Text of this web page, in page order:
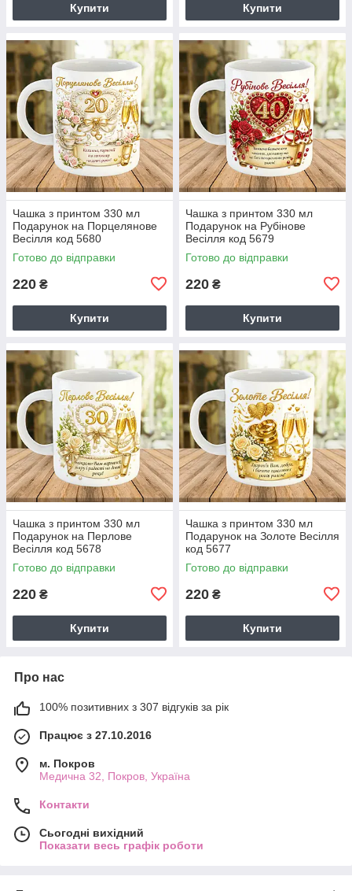
Купити Купити
Чашка з принтом 330 мл
Подарунок на Порцелянове
Весілля код 5680
Готово до відправки
220 ₴
Купити
Чашка з принтом 330 мл
Подарунок на Рубінове
Весілля код 5679
Готово до відправки
220 ₴
Купити
Чашка з принтом 330 мл
Подарунок на Перлове
Весілля код 5678
Готово до відправки
220 ₴
Купити
Чашка з принтом 330 мл
Подарунок на Золоте Весілля
код 5677
Готово до відправки
220 ₴
Купити
Про нас
100% позитивних з 307 відгуків за рік
Працює з 27.10.2016
м. Покров
Медична 32, Покров, Україна
Контакти
Сьогодні вихідний
Показати весь графік роботи